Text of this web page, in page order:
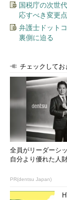
国税庁の次世
応すべき変更
弁護士ドット
裏側に迫る
チェックして
全員がリーダーシ
自分より優れた人
PR(dentsu Japan)